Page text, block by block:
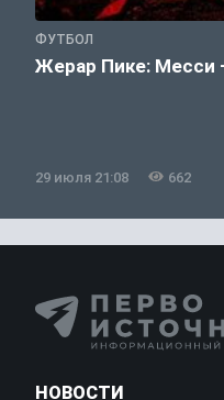
ФУТБОЛ
Жерар Пике: Месси
29 июля 21:08 662
НОВОСТИ